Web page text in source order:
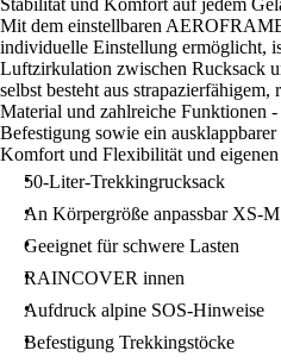
Stabilität und Komfort auf jedem
Mit dem einstellbaren
individuelle Einstellung ermöglicht,
Luftzirkulation zwischen Rucksack
selbst besteht aus
Material und zahlreiche Funktionen
Befestigung sowie ein
Komfort und Flexibilität und
50-Liter-Trekkingrucksack
An Körpergröße anpassbar XS-M
Geeignet für schwere Lasten
RAINCOVER innen
Aufdruck alpine SOS-Hinweise
Befestigung Trekkingstöcke